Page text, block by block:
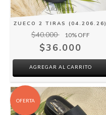
ZUECO 2 TIRAS (04.206.26)
$40.000 10% OFF
$36.000
AGREGAR AL CARRITO
OFERTA